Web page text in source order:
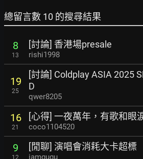
總留言數 10 的搜尋結果
8
13
[討論] 香港場presale
rishi1998
19
25
[討論] Coldplay ASIA 2025
D
qwer8205
16
21
[心得] 一夜萬年，有歌和眼
coco1104520
9
12
[閒聊] 演唱會消耗大卡超標
iamgugu